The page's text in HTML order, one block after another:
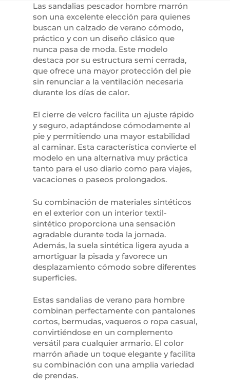
Las sandalias pescador hombre marrón
son una excelente elección para quienes
buscan un calzado de verano cómodo,
práctico y con un diseño clásico que
nunca pasa de moda. Este modelo
destaca por su estructura semi cerrada,
que ofrece una mayor protección del pie
sin renunciar a la ventilación necesaria
durante los días de calor.
El cierre de velcro facilita un ajuste rápido
y seguro, adaptándose cómodamente al
pie y permitiendo una mayor estabilidad
al caminar. Esta característica convierte el
modelo en una alternativa muy práctica
tanto para el uso diario como para viajes,
vacaciones o paseos prolongados.
Su combinación de materiales sintéticos
en el exterior con un interior textil-
sintético proporciona una sensación
agradable durante toda la jornada.
Además, la suela sintética ligera ayuda a
amortiguar la pisada y favorece un
desplazamiento cómodo sobre diferentes
superficies.
Estas sandalias de verano para hombre
combinan perfectamente con pantalones
cortos, bermudas, vaqueros o ropa casual,
convirtiéndose en un complemento
versátil para cualquier armario. El color
marrón añade un toque elegante y facilita
su combinación con una amplia variedad
de prendas.